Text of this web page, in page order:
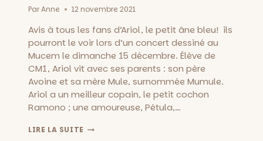
ParAnne 12 novembre 2021
Avis à tous les fans d’Ariol, le petit âne bleu! ils
pourront le voir lors d’un concert dessiné au
Mucem le dimanche 15 décembre. Élève de
CM1, Ariol vit avec ses parents : son père
Avoine et sa mère Mule, surnommée Mumule.
Ariol a un meilleur copain, le petit cochon
Ramono ; une amoureuse, Pétula,…
LIRE LA SUITE ARIOL’S